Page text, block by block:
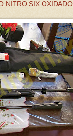
NITRO SIX OXIDADO